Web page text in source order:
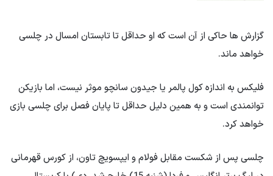
گزارش ها حاکی از آن است که او حداقل تا تابستان امسال در چلسی
خواهد ماند.
فلیکس به اندازه کول پالمر یا جیدون سانچو موثر نیست، اما بازیکن
توانمندی است و به همین دلیل حداقل تا پایان فصل برای چلسی بازی
خواهد کرد.
چلسی پس از شکست مقابل فولام و ایپسویچ تاون، از کورس قهرمانی